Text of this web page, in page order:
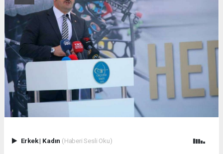
Erkek| Kadın (Haberi Sesli Oku)